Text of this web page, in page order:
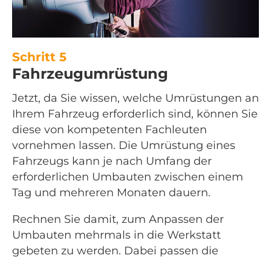
Schritt 5
Fahrzeugumrüstung
Jetzt, da Sie wissen, welche Umrüstungen an
Ihrem Fahrzeug erforderlich sind, können Sie
diese von kompetenten Fachleuten
vornehmen lassen. Die Umrüstung eines
Fahrzeugs kann je nach Umfang der
erforderlichen Umbauten zwischen einem
Tag und mehreren Monaten dauern.
Rechnen Sie damit, zum Anpassen der
Umbauten mehrmals in die Werkstatt
gebeten zu werden. Dabei passen die